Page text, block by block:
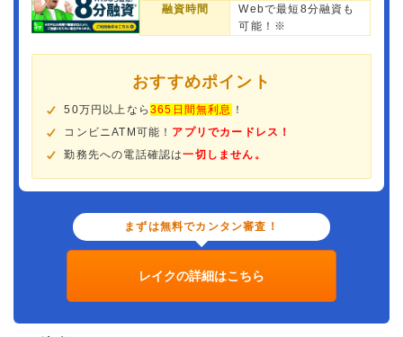
融資時間
Webで最短8分融資も
可能！※
おすすめポイント
50万円以上なら365日間無利息 ！
コンビニATM可能！ アプリでカードレス！
勤務先への電話確認は一切しません。
まずは無料でカンタン審査！
レイクの詳細はこちら